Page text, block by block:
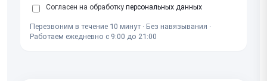
Согласен на обработку персональных данных
Перезвоним в течение 10 минут · Без навязывания ·
Работаем ежедневно с 9:00 до 21:00